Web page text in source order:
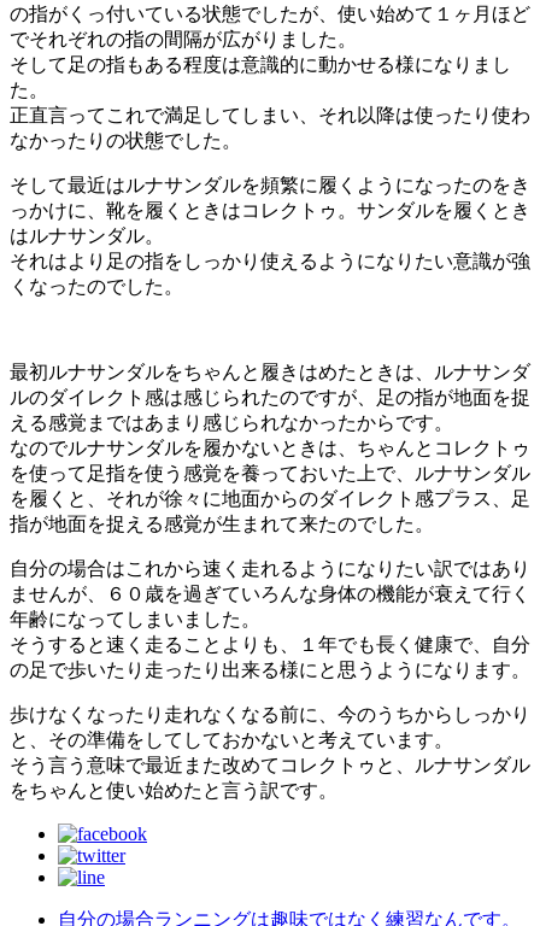
の指がくっ付いている状態でしたが、使い始めて１ヶ月ほど
でそれぞれの指の間隔が広がりました。
そして足の指もある程度は意識的に動かせる様になりまし
た。
正直言ってこれで満足してしまい、それ以降は使ったり使わ
なかったりの状態でした。
そして最近はルナサンダルを頻繁に履くようになったのをき
っかけに、靴を履くときはコレクトゥ。サンダルを履くとき
はルナサンダル。
それはより足の指をしっかり使えるようになりたい意識が強
くなったのでした。
最初ルナサンダルをちゃんと履きはめたときは、ルナサンダ
ルのダイレクト感は感じられたのですが、足の指が地面を捉
える感覚まではあまり感じられなかったからです。
なのでルナサンダルを履かないときは、ちゃんとコレクトゥ
を使って足指を使う感覚を養っておいた上で、ルナサンダル
を履くと、それが徐々に地面からのダイレクト感プラス、足
指が地面を捉える感覚が生まれて来たのでした。
自分の場合はこれから速く走れるようになりたい訳ではあり
ませんが、６０歳を過ぎていろんな身体の機能が衰えて行く
年齢になってしまいました。
そうすると速く走ることよりも、１年でも長く健康で、自分
の足で歩いたり走ったり出来る様にと思うようになります。
歩けなくなったり走れなくなる前に、今のうちからしっかり
と、その準備をしてしておかないと考えています。
そう言う意味で最近また改めてコレクトゥと、ルナサンダル
をちゃんと使い始めたと言う訳です。
自分の場合ランニングは趣味ではなく練習なんです。